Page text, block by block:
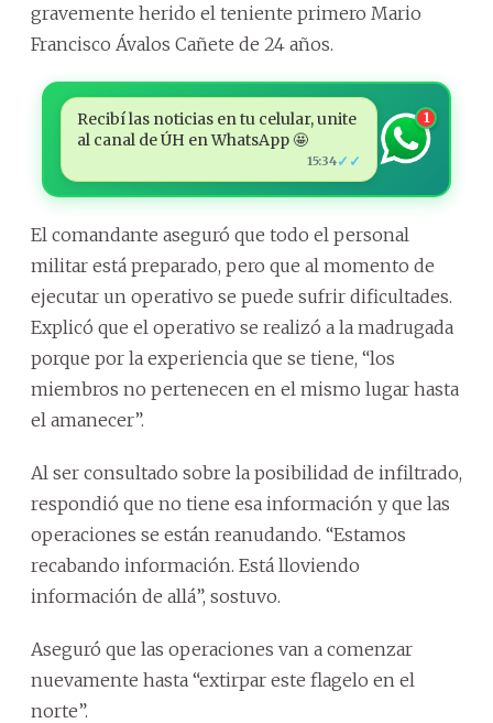
gravemente herido el teniente primero Mario
Francisco Ávalos Cañete de 24 años.
Recibí las noticias en tu celular, unite
al canal de ÚH en WhatsApp 🤩
15:34✓✓
1
El comandante aseguró que todo el personal
militar está preparado, pero que al momento de
ejecutar un operativo se puede sufrir dificultades.
Explicó que el operativo se realizó a la madrugada
porque por la experiencia que se tiene, “los
miembros no pertenecen en el mismo lugar hasta
el amanecer”.
Al ser consultado sobre la posibilidad de infiltrado,
respondió que no tiene esa información y que las
operaciones se están reanudando. “Estamos
recabando información. Está lloviendo
información de allá”, sostuvo.
Aseguró que las operaciones van a comenzar
nuevamente hasta “extirpar este flagelo en el
norte”.